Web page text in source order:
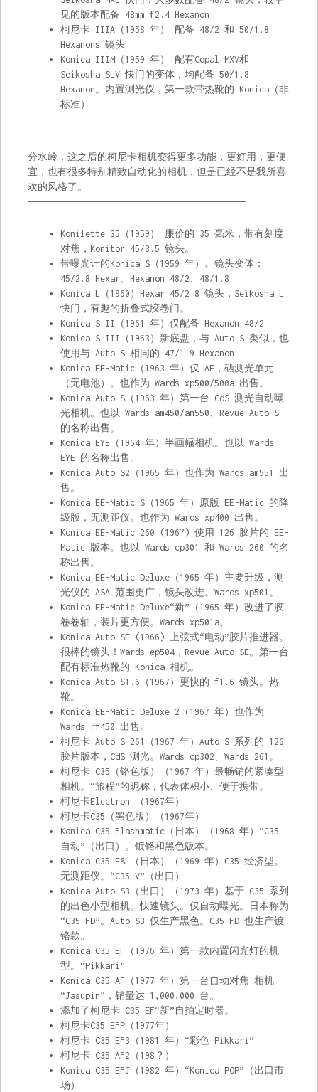
见的版本配备 48mm f2.4 Hexanon
柯尼卡 IIIA（1958 年） 配备 48/2 和 50/1.8
Hexanons 镜头
Konica IIIM（1959 年） 配有Copal MXV和
Seikosha SLV 快门的变体，均配备 50/1.8
Hexanon。内置测光仪，第一款带热靴的 Konica（非
标准）
———————————————————————————————————————————
分水岭，这之后的柯尼卡相机变得更多功能，更好用，更便
宜，也有很多特别精致自动化的相机，但是已经不是我所喜
欢的风格了。
———————————————————————————————————————————–
Konilette 35（1959） 廉价的 35 毫米，带有刻度
对焦，Konitor 45/3.5 镜头。
带曝光计的Konica S（1959 年）。镜头变体：
45/2.8 Hexar、Hexanon 48/2、48/1.8
Konica L（1960）Hexar 45/2.8 镜头，Seikosha L
快门，有趣的折叠式胶卷门。
Konica S II（1961 年）仅配备 Hexanon 48/2
Konica S III（1963）新底盘，与 Auto S 类似，也
使用与 Auto S 相同的 47/1.9 Hexanon
Konica EE-Matic（1963 年）仅 AE，硒测光单元
（无电池）。也作为 Wards xp500/500a 出售。
Konica Auto S（1963 年）第一台 CdS 测光自动曝
光相机。也以 Wards am450/am550、Revue Auto S
的名称出售。
Konica EYE（1964 年）半画幅相机。也以 Wards
EYE 的名称出售。
Konica Auto S2（1965 年）也作为 Wards am551 出
售。
Konica EE-Matic S（1965 年）原版 EE-Matic 的降
级版，无测距仪。也作为 Wards xp400 出售。
Konica EE-Matic 260 (196?) 使用 126 胶片的 EE-
Matic 版本。也以 Wards cp301 和 Wards 260 的名
称出售。
Konica EE-Matic Deluxe（1965 年）主要升级，测
光仪的 ASA 范围更广，镜头改进。Wards xp501。
Konica EE-Matic Deluxe“新”（1965 年）改进了胶
卷卷轴，装片更方便。Wards xp501a。
Konica Auto SE (1966) 上弦式“电动”胶片推进器。
很棒的镜头！Wards ep504，Revue Auto SE。第一台
配有标准热靴的 Konica 相机。
Konica Auto S1.6（1967）更快的 f1.6 镜头。热
靴。
Konica EE-Matic Deluxe 2（1967 年）也作为
Wards rf450 出售。
柯尼卡 Auto S 261（1967 年）Auto S 系列的 126
胶片版本，CdS 测光。Wards cp302、Wards 261。
柯尼卡 C35（铬色版）（1967 年）最畅销的紧凑型
相机。“旅程”的昵称，代表体积小、便于携带。
柯尼卡Electron （1967年）
柯尼卡C35（黑色版）（1967年）
Konica C35 Flashmatic（日本）（1968 年）“C35
自动”（出口）。镀铬和黑色版本。
Konica C35 E&L（日本）（1969 年）C35 经济型。
无测距仪。“C35 V”（出口）
Konica Auto S3（出口）（1973 年）基于 C35 系列
的出色小型相机。快速镜头。仅自动曝光。日本称为
“C35 FD”。Auto S3 仅生产黑色。C35 FD 也生产镀
铬款。
Konica C35 EF（1976 年）第一款内置闪光灯的机
型。“Pikkari”
Konica C35 AF（1977 年）第一台自动对焦 相机
“Jasupin”，销量达 1,000,000 台。
添加了柯尼卡 C35 EF“新”自拍定时器。
柯尼卡C35 EFP（1977年）
柯尼卡 C35 EF3（1981 年）“彩色 Pikkari”
柯尼卡 C35 AF2（198？）
Konica C35 EFJ（1982 年）“Konica POP”（出口市
场）